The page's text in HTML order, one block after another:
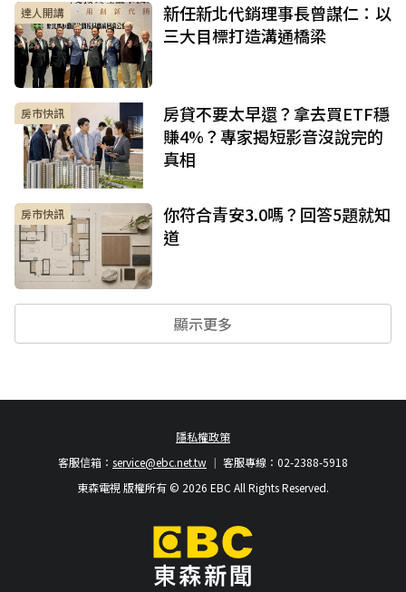
達人開講
新任新北代銷理事長曾謀仁：以
三大目標打造溝通橋梁
房市快訊
房貸不要太早還？拿去買ETF穩
賺4%？專家揭短影音沒說完的
真相
房市快訊
你符合青安3.0嗎？回答5題就知
道
顯示更多
隱私權政策
客服專線：02-2388-5918
客服信箱： service@ebc.net.tw
東森電視 版權所有 © 2026 EBC All Rights Reserved.